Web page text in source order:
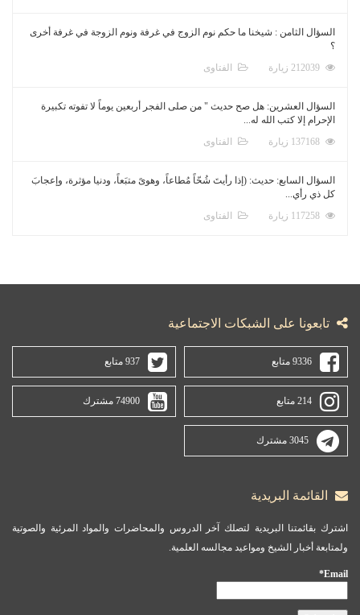
السؤال الثامن : شيخنا ما حكم نوم الزوج في غرفة ونوم الزوجة في غرفة أخرى
؟
الفتاوى
السؤال العشرين: هل صح حديث " من صلى الفجر أربعين يوماً لا تفوته تكبيرة
الإحرام إلا كتب الله له...
الفتاوى
السؤال السابع: حديث: (إذا رأيتَ شُحّاً مُطاعاً، وهوىً متبَعاً، ودنيا مؤثرة، وإعجابَ
كل ذي رأي...
الفتاوى
تابعونا على الشبكات الاجتماعية
9336 متابع 937 متابع
214 متابع 74900 مشترك
3045 مشترك
القائمة البريدية
اشترك بقائمتنا البريدية لتصلك آخر الدروس والمحاضرات والمواد المرئية والصوتية
ولمتابعة أخبار الشيخ ومواعيد مجالسه العلمية.
Email*